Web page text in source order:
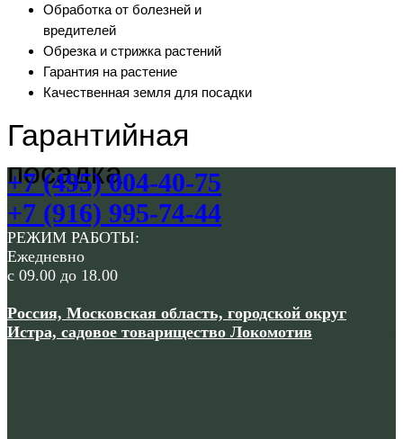
Обработка от болезней и
вредителей
Обрезка и стрижка растений
Гарантия на растение
Качественная земля для посадки
Гарантийная
посадка
+7 (495) 004-40-75
+7 (916) 995-74-44
РЕЖИМ РАБОТЫ:
Ежедневно
с 09.00 до 18.00
Россия, Московская область, городской округ
Истра, садовое товарищество Локомотив